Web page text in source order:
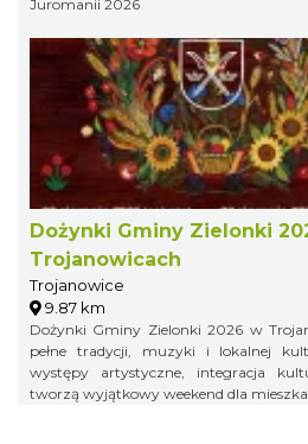
Juromanii 2026
Dożynki Gminy Zielonki
Trojanowicach
Trojanowice
9.87 km
Dożynki Gminy Zielonki 2026 w
pełne tradycji, muzyki i lokalnej
występy artystyczne, integracja
tworzą wyjątkowy weekend dla